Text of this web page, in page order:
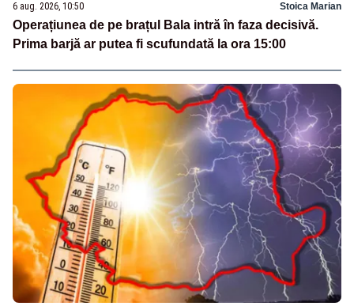
6 aug. 2026, 10:50 Stoica Marian
Operațiunea de pe brațul Bala intră în faza decisivă.
Prima barjă ar putea fi scufundată la ora 15:00